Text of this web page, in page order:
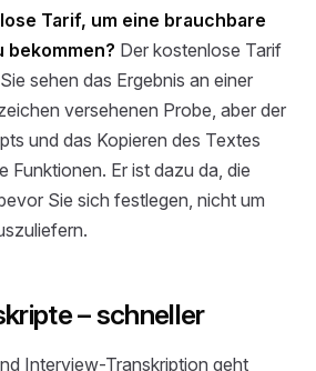
Tarif, um eine brauchbare
bekommen? Der kostenlose Tarif
sehen das Ergebnis an einer
versehenen Probe, aber der
und das Kopieren des Textes
Funktionen. Er ist dazu da, die
Sie sich festlegen, nicht um
– schneller
Interview-Transkription geht